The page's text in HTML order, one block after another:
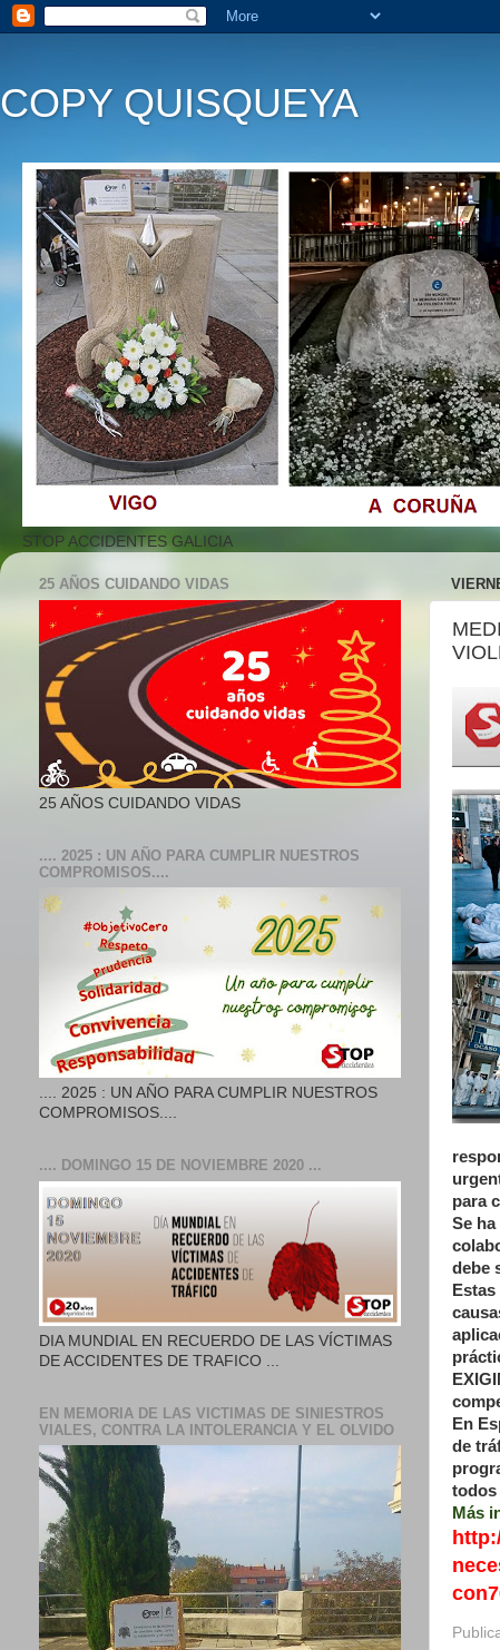
COPY QUISQUEYA
STOP ACCIDENTES GALICIA
para
Se
debe
En
de
todos
Más
25 AÑOS CUIDANDO VIDAS
25 AÑOS CUIDANDO VIDAS
.... 2025 : UN AÑO PARA CUMPLIR NUESTROS
COMPROMISOS....
.... 2025 : UN AÑO PARA CUMPLIR NUESTROS
COMPROMISOS....
.... DOMINGO 15 DE NOVIEMBRE 2020 ...
DIA MUNDIAL EN RECUERDO DE LAS VÍCTIMAS
DE ACCIDENTES DE TRAFICO ...
EN MEMORIA DE LAS VICTIMAS DE SINIESTROS
VIALES, CONTRA LA INTOLERANCIA Y EL OLVIDO